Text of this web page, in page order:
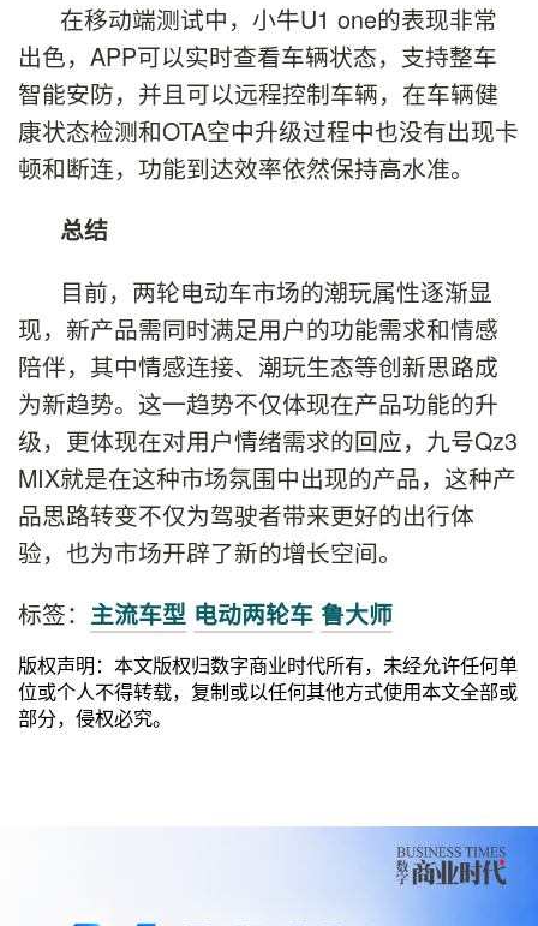
在移动端测试中，小牛U1 one的表现非常
出色，APP可以实时查看车辆状态，支持整车
智能安防，并且可以远程控制车辆，在车辆健
康状态检测和OTA空中升级过程中也没有出现卡
顿和断连，功能到达效率依然保持高水准。
总结
目前，两轮电动车市场的潮玩属性逐渐显
现，新产品需同时满足用户的功能需求和情感
陪伴，其中情感连接、潮玩生态等创新思路成
为新趋势。这一趋势不仅体现在产品功能的升
级，更体现在对用户情绪需求的回应，九号Qz3
MIX就是在这种市场氛围中出现的产品，这种产
品思路转变不仅为驾驶者带来更好的出行体
验，也为市场开辟了新的增长空间。
标签： 主流车型 电动两轮车 鲁大师
版权声明：本文版权归数字商业时代所有，未经允许任何单
位或个人不得转载，复制或以任何其他方式使用本文全部或
部分，侵权必究。